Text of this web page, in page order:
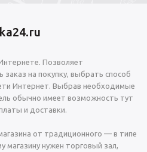
Позволяет
на покупку, выбрать способ
Интернет. Выбрав необходимые
обычно имеет возможность тут
и доставки.
от традиционного — в типе
нужен торговый зал,